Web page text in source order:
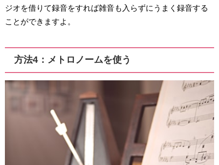
ジオを借りて録音をすれば雑音も入らずにうまく録音する
ことができますよ。
方法4：メトロノームを使う